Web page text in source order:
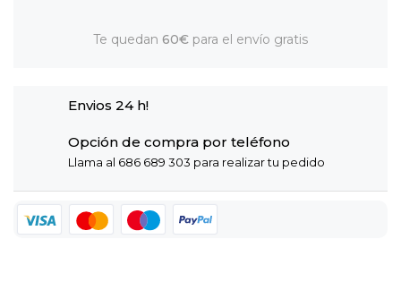
Te quedan 60€ para el envío gratis
Envios 24 h!
Opción de compra por teléfono
Llama al 686 689 303 para realizar tu pedido